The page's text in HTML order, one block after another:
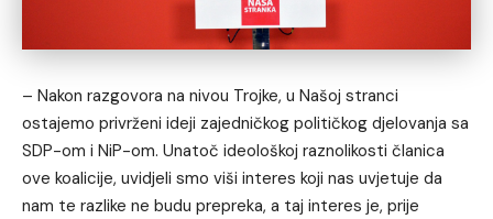
– Nakon razgovora na nivou Trojke, u Našoj stranci
ostajemo privrženi ideji zajedničkog političkog djelovanja sa
SDP-om i NiP-om. Unatoč ideološkoj raznolikosti članica
ove koalicije, uvidjeli smo viši interes koji nas uvjetuje da
nam te razlike ne budu prepreka, a taj interes je, prije